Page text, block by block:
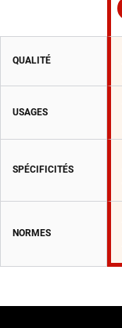
QUALITÉ
USAGES
SPÉCIFICITÉS
NORMES